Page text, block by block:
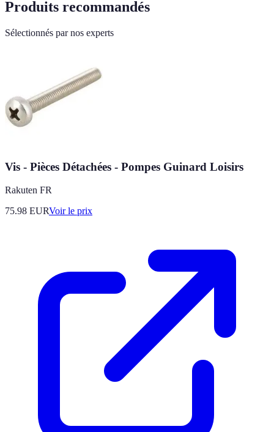
Produits recommandés
Sélectionnés par nos experts
Vis - Pièces Détachées - Pompes Guinard Loisirs
Rakuten FR
75.98 EURVoir le prix